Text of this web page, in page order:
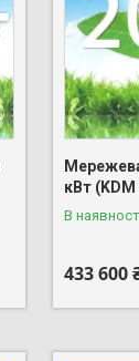
кВт
В
433 600